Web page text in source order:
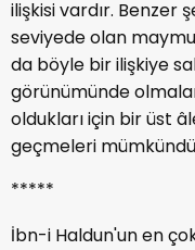
ilişkisi vardır. Benzer
seviyede olan
da böyle bir ilişkiye
görünümünde
oldukları için bir üst
geçmeleri
*****
İbn-i Haldun'un en